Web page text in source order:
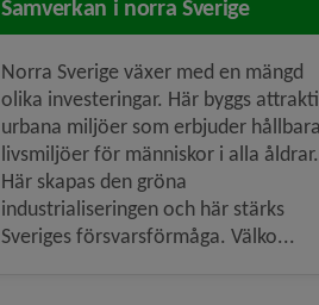
Samverkan i norra Sverige
Norra Sverige växer med en mängd
olika investeringar. Här byggs
urbana miljöer som erbjuder hållbara
livsmiljöer för människor i alla åldrar.
Här skapas den gröna
industrialiseringen och här stärks
Sveriges försvarsförmåga. Välko...